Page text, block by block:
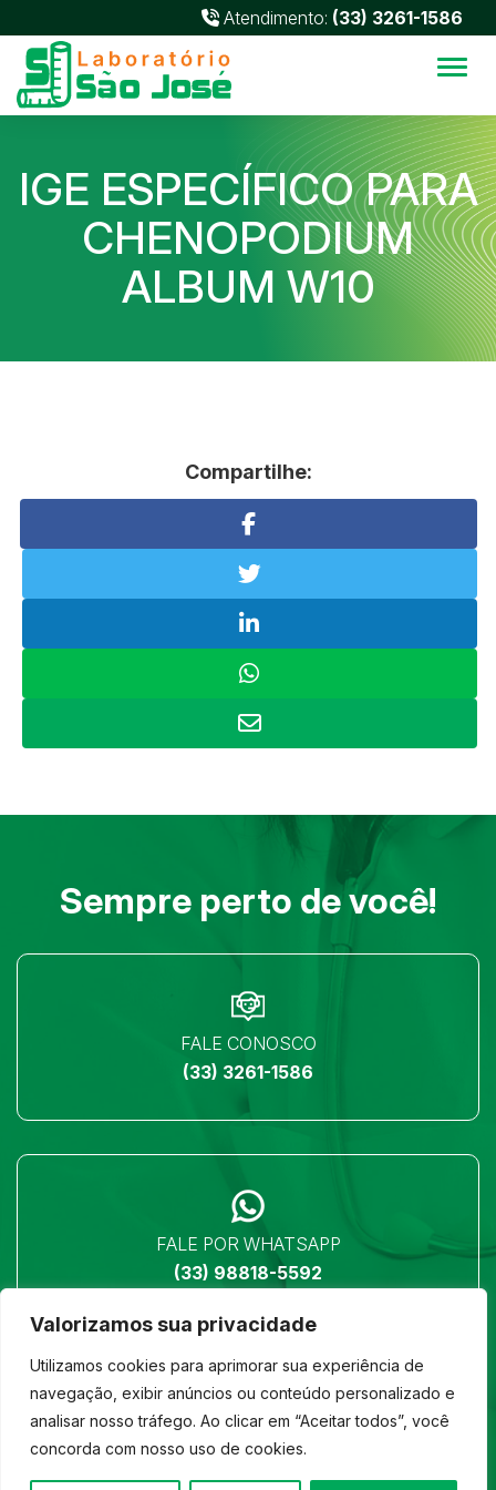
Valorizamos sua privacidade
Utilizamos cookies para aprimorar sua experiência de
navegação, exibir anúncios ou conteúdo personalizado e
analisar nosso tráfego. Ao clicar em “Aceitar todos”, você
concorda com nosso uso de cookies.
Atendimento: (33) 3261-1586
IGE ESPECÍFICO PARA
CHENOPODIUM
ALBUM W10
Compartilhe:
Sempre perto de você!
FALE CONOSCO
(33) 3261-1586
FALE POR WHATSAPP
(33) 98818-5592
LOCALIZAÇÃO